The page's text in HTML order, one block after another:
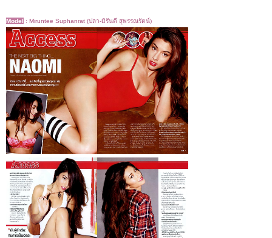
Model : Miruntee Suphanrat (ปลา-มิรันตี สุพรรณรัตน์)